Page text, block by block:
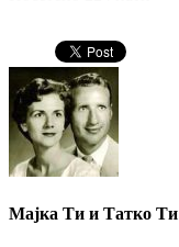
Мајка Ти и Татко Ти